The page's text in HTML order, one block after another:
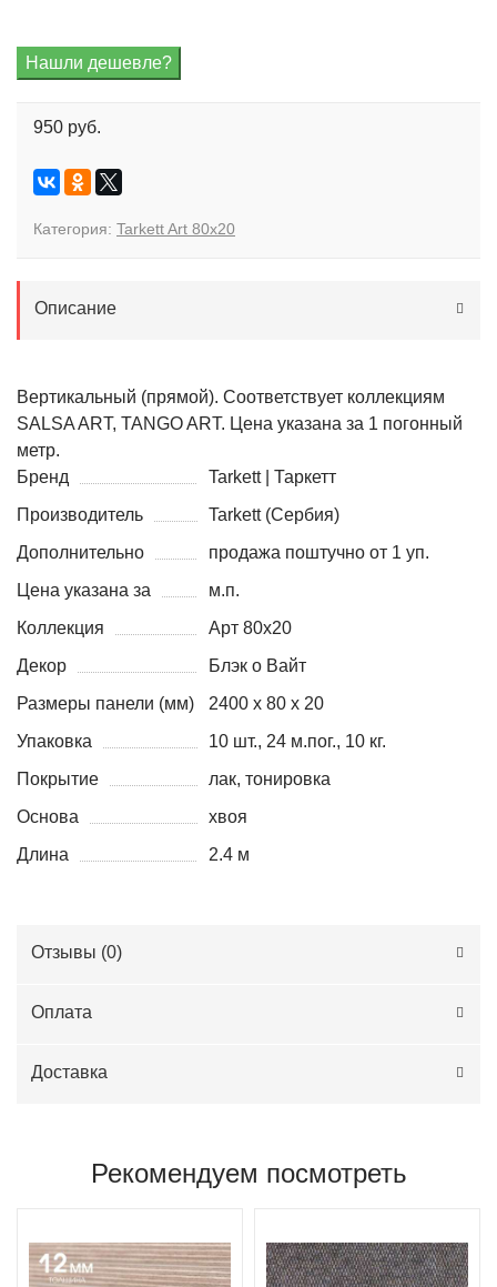
950 руб.
Категория: Tarkett Art 80x20
Описание
Вертикальный (прямой). Соответствует коллекциям
SALSA ART, TANGO ART. Цена указана за 1 погонный
метр.
Бренд
Tarkett | Таркетт
Производитель
Tarkett (Сербия)
Дополнительно
продажа поштучно от 1 уп.
Цена указана за
м.п.
Коллекция
Арт 80x20
Декор
Блэк о Вайт
Размеры панели (мм)
2400 х 80 х 20
Упаковка
10 шт., 24 м.пог., 10 кг.
Покрытие
лак, тонировка
Основа
хвоя
Длина
2.4 м
Отзывы (0)
Оплата
Доставка
Рекомендуем посмотреть